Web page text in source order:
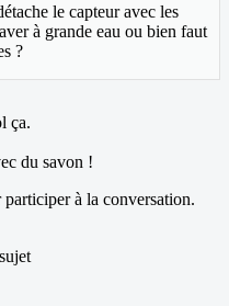
le capteur avec les
à grande eau ou bien faut
?
ça.
du savon !
participer à la conversation.